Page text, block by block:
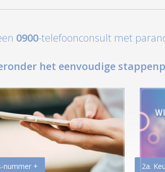
0900-telefoonconsult met
het eenvoudige
nummer + 2a.